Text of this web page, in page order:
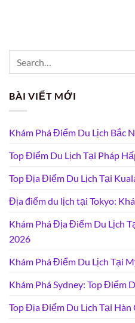
BÀI VIẾT MỚI
Khám Phá Điểm Du Lịch Bắc
Top Điểm Du Lịch Tại Pháp
Top Địa Điểm Du Lịch Tại
Địa điểm du lịch tại Tokyo:
Khám Phá Địa Điểm Du Lịch
2026
Khám Phá Điểm Du Lịch Tại
Khám Phá Sydney: Top Điểm
Top Địa Điểm Du Lịch Tại